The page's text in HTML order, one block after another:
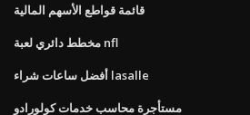
قائمة قواطع الأسهم المالية
مخطط دائري لعبة nfl
أفضل ساعات شراء lasalle
مستأجرة محاسب خدمات كولورادو